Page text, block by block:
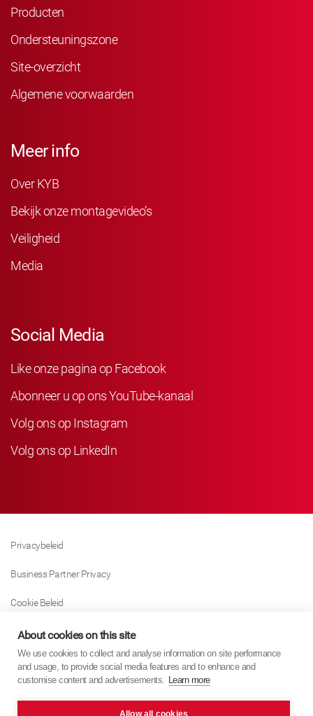
Producten
Ondersteuningszone
Site-overzicht
Algemene voorwaarden
Meer info
Over KYB
Bekijk onze montagevideo’s
Veiligheid
Media
Social Media
Like onze pagina op Facebook
Abonneer u op ons YouTube-kanaal
Volg ons op Instagram
Volg ons op LinkedIn
Privacybeleid
Business Partner Privacy
Cookie Beleid
Modern Slavery Act Policy
Tax Strategy
About cookies on this site
We use cookies to collect and analyse information on site performance
and usage, to provide social media features and to enhance and
customise content and advertisements. Learn more
Allow all cookies